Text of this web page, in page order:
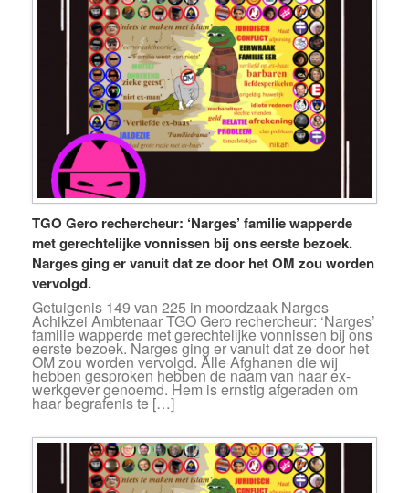
TGO Gero rechercheur: ‘Narges’ familie wapperde
met gerechtelijke vonnissen bij ons eerste bezoek.
Narges ging er vanuit dat ze door het OM zou worden
vervolgd.
Getuigenis 149 van 225 in moordzaak Narges
Achikzei Ambtenaar TGO Gero rechercheur: ‘Narges’
familie wapperde met gerechtelijke vonnissen bij ons
eerste bezoek. Narges ging er vanuit dat ze door het
OM zou worden vervolgd. Alle Afghanen die wij
hebben gesproken hebben de naam van haar ex-
werkgever genoemd. Hem is ernstig afgeraden om
haar begrafenis te […]